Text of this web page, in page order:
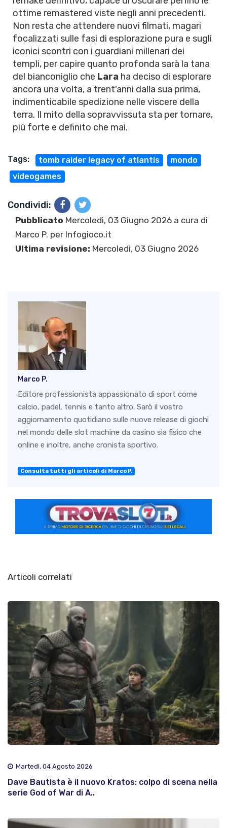
ottime remastered viste negli anni precedenti.
Non resta che attendere nuovi filmati, magari
focalizzati sulle fasi di esplorazione pura e sugli
iconici scontri con i guardiani millenari dei
templi, per capire quanto profonda sarà la tana
del bianconiglio che Lara ha deciso di esplorare
ancora una volta, a trent'anni dalla sua prima,
indimenticabile spedizione nelle viscere della
terra. Il mito della sopravvissuta sta per tornare,
più forte e definito che mai.
Tags: tomb raider legacy of atlantis
mondo
videogames
Condividi:
Pubblicato Mercoledì, 03 Giugno 2026 a cura di
Marco P. per Infogioco.it
Ultima revisione: Mercoledì, 03 Giugno 2026
Marco P.
Editore professionista appassionato di sport come
calcio, padel, tennis e tanto altro. Sarò il vostro
aggiornamento quotidiano sulle nuove release di giochi
nel mondo delle slot machine da casino sia fisico che
online e inoltre, anche cronista sportivo.
Consulta tutti gli articoli di Marco P.
Articoli correlati
Martedì, 04 Agosto 2026
Dave Bautista è il nuovo Kratos: colpo di scena nella
serie God of War di A..